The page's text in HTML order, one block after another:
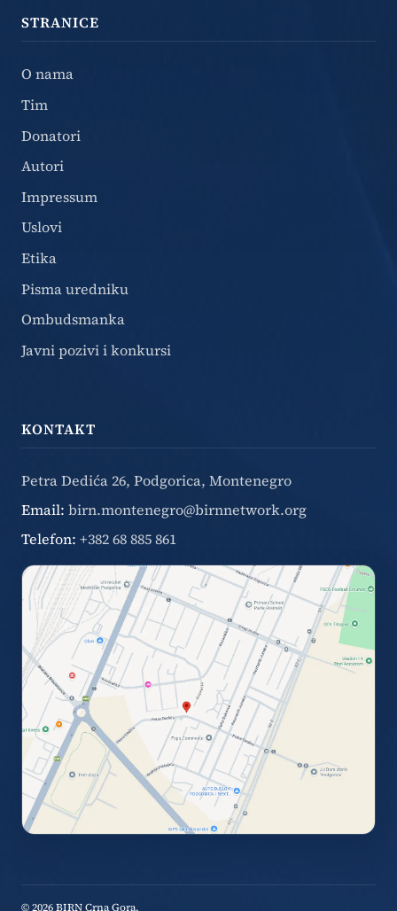
STRANICE
O nama
Tim
Donatori
Autori
Impressum
Uslovi
Etika
Pisma uredniku
Ombudsmanka
Javni pozivi i konkursi
KONTAKT
Petra Dedića 26, Podgorica, Montenegro
Email: birn.montenegro@birnnetwork.org
Telefon: +382 68 885 861
© 2026 BIRN Crna Gora.